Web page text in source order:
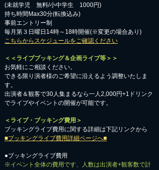
​(未就学児 無料/小中学生 1000円)
持ち時間Max30分(転換込み)
事前エントリー制
毎月第３日曜日14時～18時開催(※変更の場合あり)
こちらからスケジュールをご確認ください
＜＜ライブブッキング＆企画ライブ等＞＞
お気軽にご相談ください。​
​できる限り演者様のご希望に沿えるよう調整いたしま
す。
出演者＆観客で30人集まるなら一人2,000円+1ドリンク
でライブやイベントの開催が可能です。
＜ライブ・ブッキング費用＞
ブッキングライブ費用に関する詳細は下記リンクから
■ブッキングライブ費用詳細ページへ■
●ブッキングライブ費用
※イベント全体の費用です、人数は出演者+観客数で計